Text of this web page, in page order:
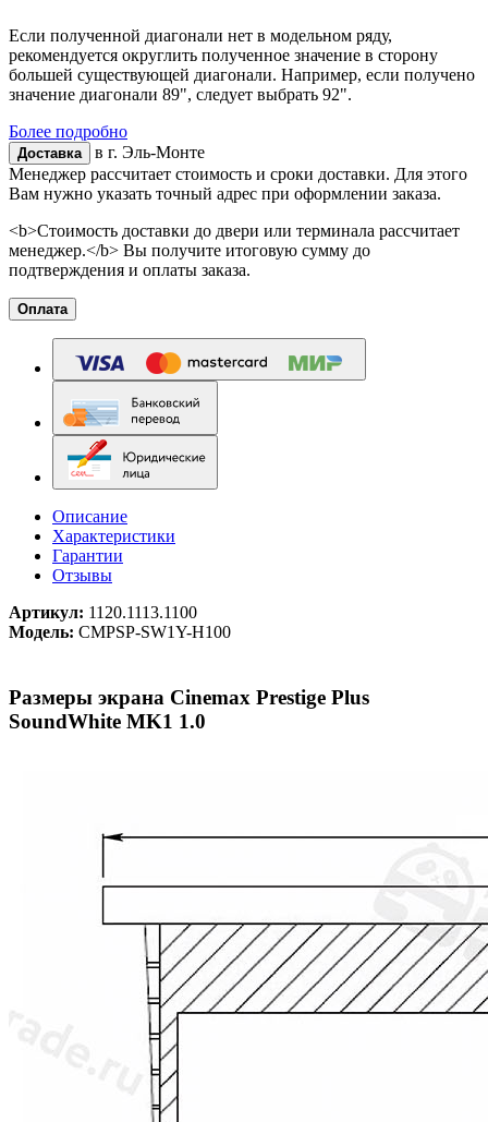
Если полученной диагонали нет в модельном ряду,
рекомендуется округлить полученное значение в сторону
большей существующей диагонали. Например, если получено
значение диагонали 89", следует выбрать 92".
Более подробно
Доставка в г. Эль-Монте
Менеджер рассчитает стоимость и сроки доставки. Для этого
Вам нужно указать точный адрес при оформлении заказа.
<b>Стоимость доставки до двери или терминала рассчитает
менеджер.</b> Вы получите итоговую сумму до
подтверждения и оплаты заказа.
Оплата
Описание
Характеристики
Гарантии
Отзывы
Артикул: 1120.1113.1100
Модель: CMPSP-SW1Y-H100
Размеры экрана Cinemax Prestige Plus
SoundWhite MK1 1.0